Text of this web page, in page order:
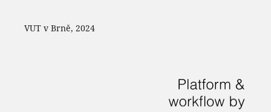
VUT v Brně, 2024